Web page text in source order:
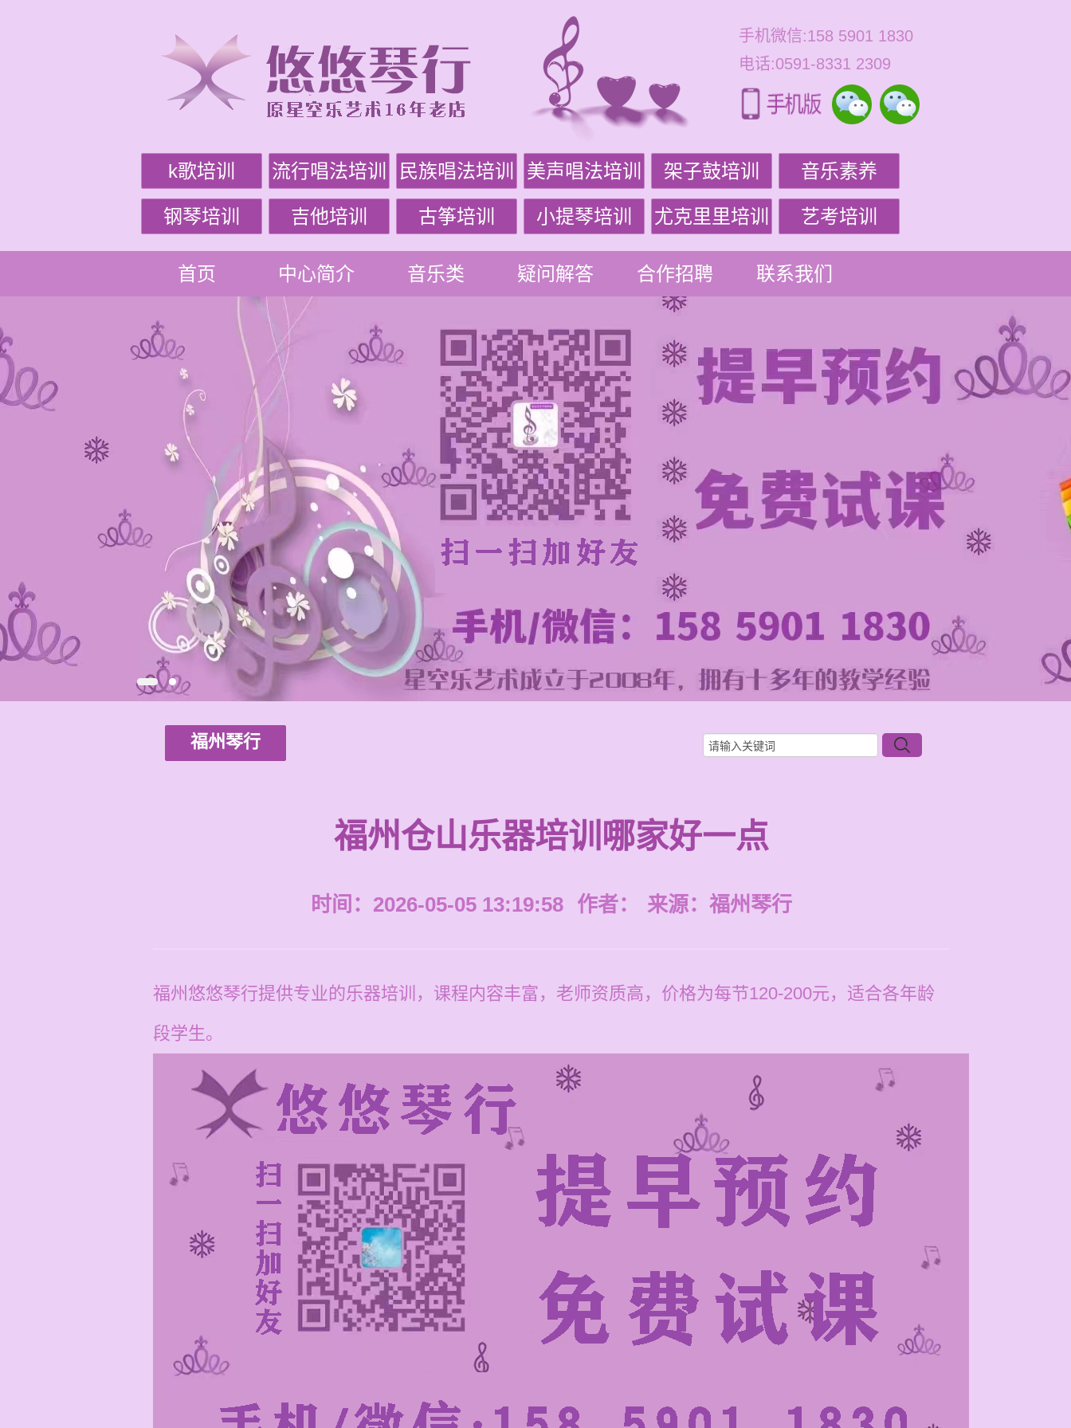
手机微信:158 5901 1830
电话:0591-8331 2309
k歌培训 流行唱法培训 民族唱法培训 美声唱法培训 架子鼓培训 音乐素养
钢琴培训 吉他培训 古筝培训 小提琴培训 尤克里里培训 艺考培训
首页 中心简介 音乐类 疑问解答 合作招聘 联系我们
福州琴行
福州仓山乐器培训哪家好一点
时间：2026-05-05 13:19:58 作者： 来源： 福州琴行
福州悠悠琴行提供专业的乐器培训，课程内容丰富，老师资质高，价格为每节120-200元，适合各年龄
段学生。